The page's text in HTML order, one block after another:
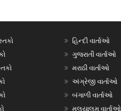
હિન્દી વાર્તાઓ
ગુજરાતી વાર્તાઓ
મરાઠી વાર્તાઓ
અંગ્રેજી વાર્તાઓ
બંગાળી વાર્તાઓ
મલયાલમ વાર્તાઓ